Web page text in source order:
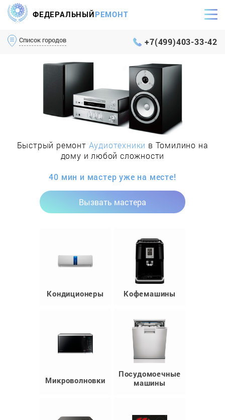
ФЕДЕРАЛЬНЫЙРЕМОНТ
Список городов +7(499)403-33-42
Быстрый ремонт Аудиотехники в Томилино на
дому и любой сложности
40 мин и мастер уже на месте!
Вызвать мастера
Кондиционеры Кофемашины
Микроволновки
Посудомоечные
машины